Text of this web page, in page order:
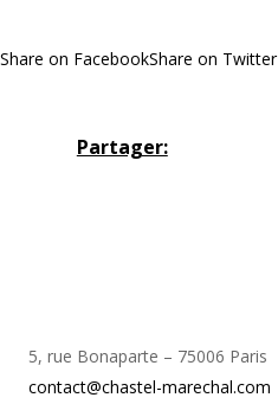
Share on FacebookShare on Twitter
Partager:
5, rue Bonaparte – 75006 Paris
contact@chastel-marechal.com